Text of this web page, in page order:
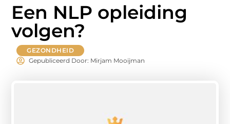
Een NLP opleiding
volgen?
GEZONDHEID
Gepubliceerd Door: Mirjam Mooijman